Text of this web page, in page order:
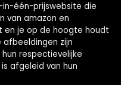
in-één-prijswebsite die
van amazon en
en je op de hoogte houdt
afbeeldingen zijn
respectievelijke
afgeleid van hun